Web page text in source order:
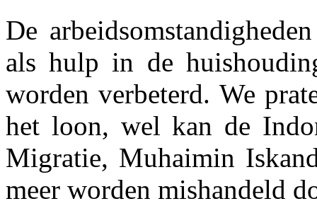
De
als hulp in de
worden verbeterd. We
het loon, wel kan de
Migratie, Muhaimin
meer worden mishandeld